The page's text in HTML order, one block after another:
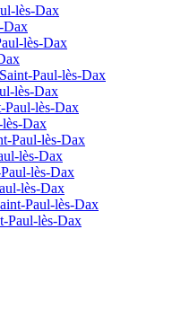
lès-Dax
Dax
lès-Dax
Paul-lès-Dax
lès-Dax
Paul-lès-Dax
lès-Dax
Paul-lès-Dax
lès-Dax
lès-Dax
lès-Dax
Paul-lès-Dax
Paul-lès-Dax